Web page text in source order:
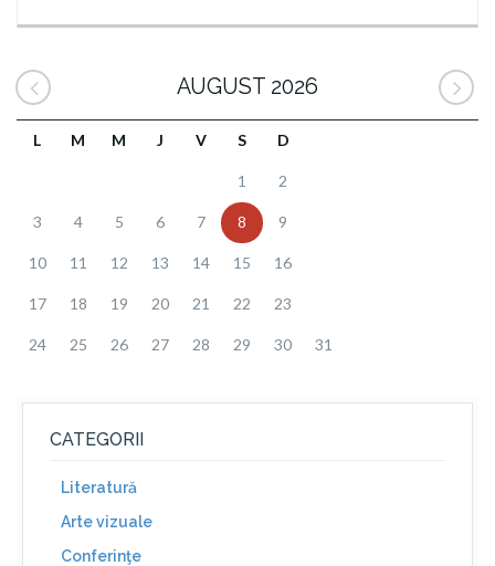
AUGUST 2026
L M M J V S D
1 2
3 4 5 6 7 8 9
10 11 12 13 14 15 16
17 18 19 20 21 22 23
24 25 26 27 28 29 30 31
CATEGORII
Literatură
Arte vizuale
Conferinţe